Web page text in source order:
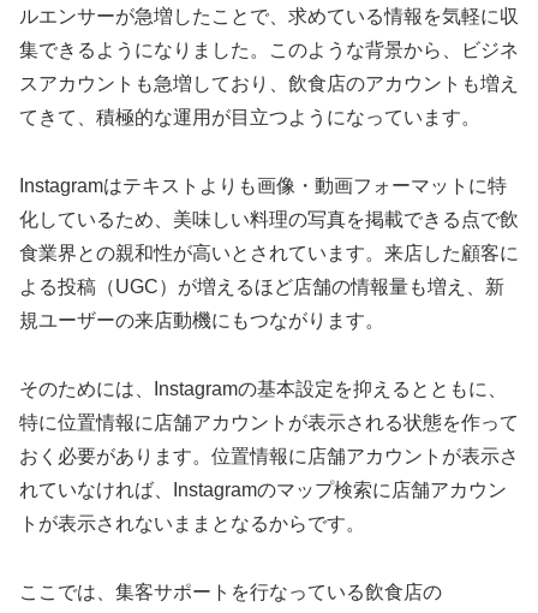
ルエンサーが急増したことで、求めている情報を気軽に収
集できるようになりました。このような背景から、ビジネ
スアカウントも急増しており、飲食店のアカウントも増え
てきて、積極的な運用が目立つようになっています。
Instagramはテキストよりも画像・動画フォーマットに特
化しているため、美味しい料理の写真を掲載できる点で飲
食業界との親和性が高いとされています。来店した顧客に
よる投稿（UGC）が増えるほど店舗の情報量も増え、新
規ユーザーの来店動機にもつながります。
そのためには、Instagramの基本設定を抑えるとともに、
特に位置情報に店舗アカウントが表示される状態を作って
おく必要があります。位置情報に店舗アカウントが表示さ
れていなければ、Instagramのマップ検索に店舗アカウン
トが表示されないままとなるからです。
ここでは、集客サポートを行なっている飲食店の